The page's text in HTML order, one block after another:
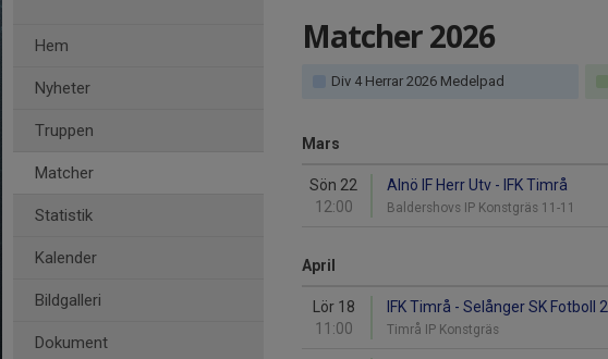
Hem
Nyheter
Truppen
Matcher
Statistik
Kalender
Bildgalleri
Dokument
Matcher 2026
Div 4 Herrar 2026 Medelpad
Mars
Sön 22
12:00
Alnö IF Herr Utv - IFK Timrå
Baldershovs IP Konstgräs 11-11
April
Lör 18
11:00
IFK Timrå - Selånger SK Fotboll 2
Timrå IP Konstgräs